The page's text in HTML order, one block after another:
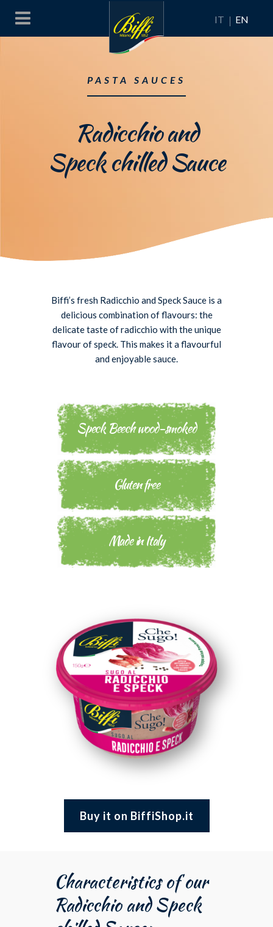
IT EN
PASTA SAUCES
Radicchio and
Speck chilled Sauce
Biffi’s fresh Radicchio and Speck Sauce is a
delicious combination of flavours: the
delicate taste of radicchio with the unique
flavour of speck. This makes it a flavourful
and enjoyable sauce.
Speck Beech wood-smoked
Gluten free
Made in Italy
Buy it on BiffiShop.it
Characteristics of our
Radicchio and Speck